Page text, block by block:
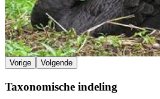
Vorige Volgende
Taxonomische indeling